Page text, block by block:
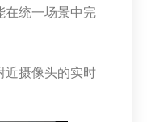
在统一场景中完
近摄像头的实时